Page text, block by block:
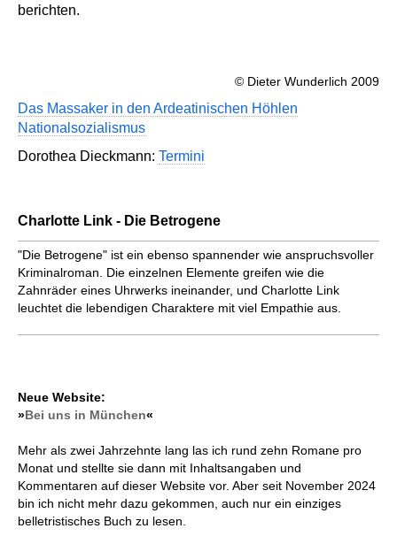
berichten.
© Dieter Wunderlich 2009
Das Massaker in den Ardeatinischen Höhlen
Nationalsozialismus
Dorothea Dieckmann: Termini
Charlotte Link - Die Betrogene
"Die Betrogene" ist ein ebenso span­nen­der wie anspruchsvoller
Krimi­nal­roman. Die einzelnen Elemente greifen wie die
Zahnräder eines Uhrwerks ineinander, und Charlotte Link
leuchtet die lebendigen Charak­tere mit viel Empathie aus.
Neue Website:
»Bei uns in München«
Mehr als zwei Jahrzehnte lang las ich rund zehn Romane pro
Monat und stellte sie dann mit Inhaltsangaben und
Kommentaren auf dieser Website vor. Aber seit November 2024
bin ich nicht mehr dazu gekommen, auch nur ein einziges
belletristisches Buch zu lesen.